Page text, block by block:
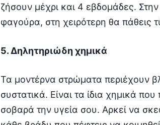
ζήσουν μέχρι και 4 εβδομάδες.
φαγούρα, στη χειρότερη θα πάθεις
5. Δηλητηριώδη χημικά
Τα μοντέρνα στρώματα περιέχουν
συστατικά. Είναι τα ίδια χημικά
σοβαρά την υγεία σου. Αρκεί να